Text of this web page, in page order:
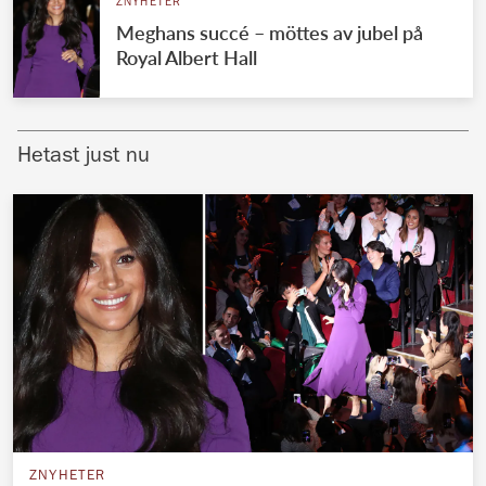
UTLÄNDSKT
VÄRLDENS KUNGAHUS
Brittiska kungahuset
Norska kungahuset
Danska kungahuset
Spanska kungahuset
Nederländska kungahuset
Belgiska kungahuset
Jordanska kungahuset
ZNYHETER
Meghans succé – möttes av jubel på
Royal Albert Hall
Hetast just nu
ZNYHETER